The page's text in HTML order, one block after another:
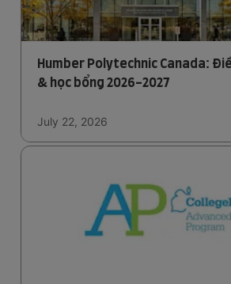
Humber Polytechnic Canada:
& học bổng 2026-2027
July 22, 2026